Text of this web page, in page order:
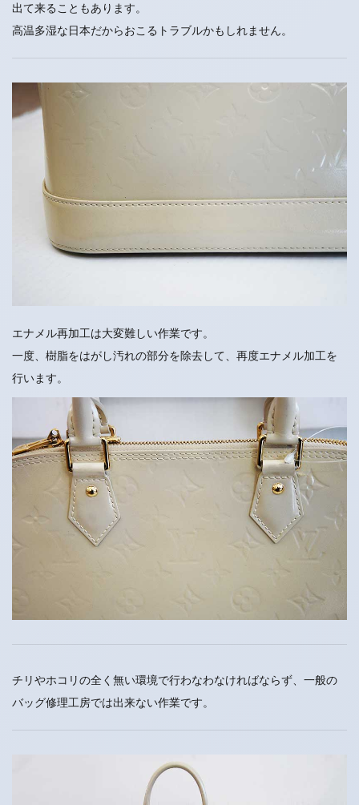
出て来ることもあります。
高温多湿な日本だからおこるトラブルかもしれません。
エナメル再加工は大変難しい作業です。
一度、樹脂をはがし汚れの部分を除去して、再度エナメル加工を
行います。
チリやホコリの全く無い環境で行わなわなければならず、一般の
バッグ修理工房では出来ない作業です。